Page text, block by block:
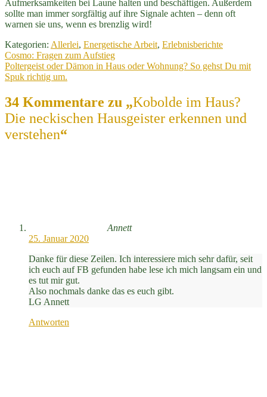
Aufmerksamkeiten bei Laune halten und beschäftigen. Außerdem
sollte man immer sorgfältig auf ihre Signale achten – denn oft
warnen sie uns, wenn es brenzlig wird!
Kategorien: Allerlei, Energetische Arbeit, Erlebnisberichte
Beitragsnavigation
Vorheriger
Beitrag:
Cosmo: Fragen zum Aufstieg
Nächster
Beitrag:
Poltergeist oder Dämon in Haus oder Wohnung? So gehst Du mit
Spuk richtig um.
34 Kommentare zu „Kobolde im Haus?
Die neckischen Hausgeister erkennen und
verstehen“
Annett
25. Januar 2020
Danke für diese Zeilen. Ich interessiere mich sehr dafür, seit
ich euch auf FB gefunden habe lese ich mich langsam ein und
es tut mir gut.
Also nochmals danke das es euch gibt.
LG Annett
Antworten